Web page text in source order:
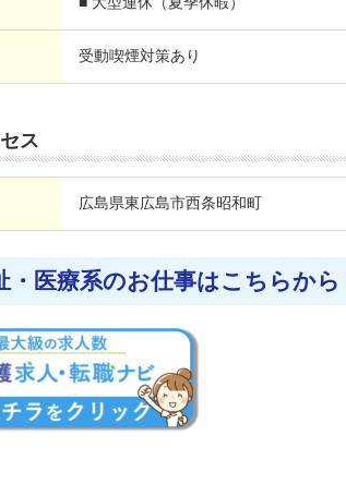
受動喫煙対策あり
ス
広島県東広島市西条昭和町
・医療系のお仕事はこちらから